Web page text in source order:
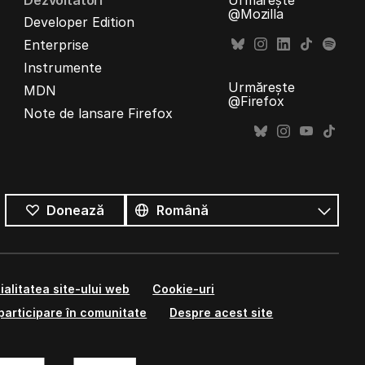
Developer Edition
Enterprise
Instrumente
MDN
Note de lansare Firefox
@Mozilla
Urmărește
@Firefox
Donează
limbile
Limbă
site-ului web
Cookie-uri
în comunitate
Despre acest site